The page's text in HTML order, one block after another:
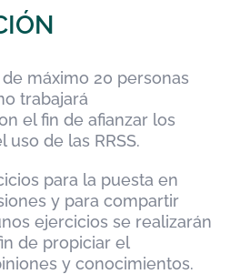
máximo 20 personas
trabajará
el fin de afianzar los
de las RRSS.
para la puesta en
y para compartir
ejercicios se realizarán
de propiciar el
y conocimientos.